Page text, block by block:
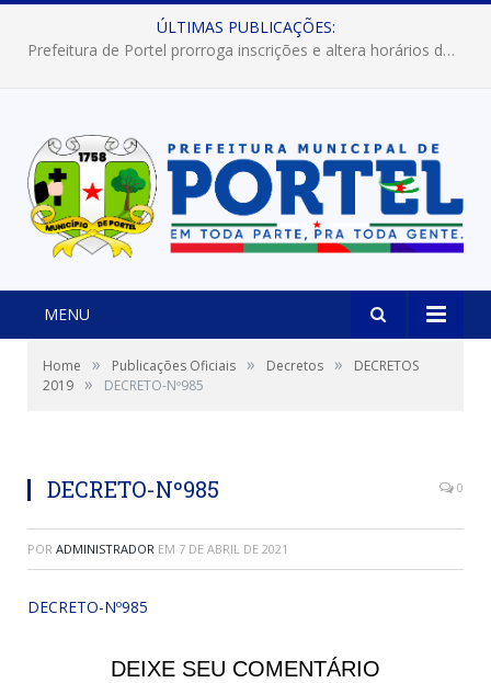
ÚLTIMAS PUBLICAÇÕES:
Prefeitura de Portel abre inscrições para concursos que elegerão os destaques do Verão 2026
MENU
Home » Publicações Oficiais » Decretos »
DECRETOS
2019 » DECRETO-Nº985
DECRETO-Nº985 0
POR ADMINISTRADOR EM 7 DE ABRIL DE 2021
DECRETO-Nº985
DEIXE SEU COMENTÁRIO